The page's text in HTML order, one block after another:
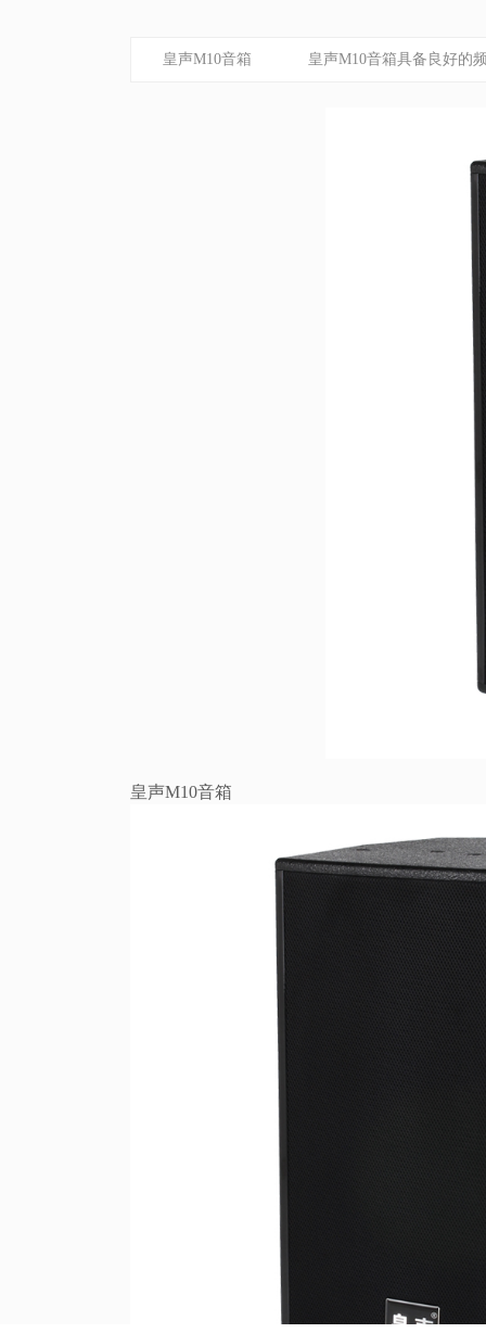
皇声M10音箱 皇声M10音箱具备良好的频率
皇声M10音箱